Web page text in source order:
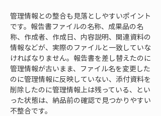
管理情報との整合も見落としやすいポイント
です。報告書ファイルの名称、成果品の名
称、作成者、作成日、内容説明、関連資料の
情報などが、実際のファイルと一致していな
ければなりません。報告書を差し替えたのに
管理情報が古いまま、ファイル名を変更した
のに管理情報に反映していない、添付資料を
削除したのに管理情報上は残っている、とい
った状態は、納品前の確認で見つかりやすい
不整合です。